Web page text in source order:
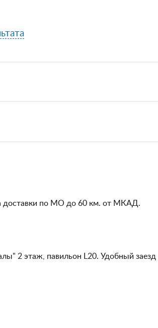
доставки по МО до 60 км. от МКАД.
2 этаж, павильон L20. Удобный заезд